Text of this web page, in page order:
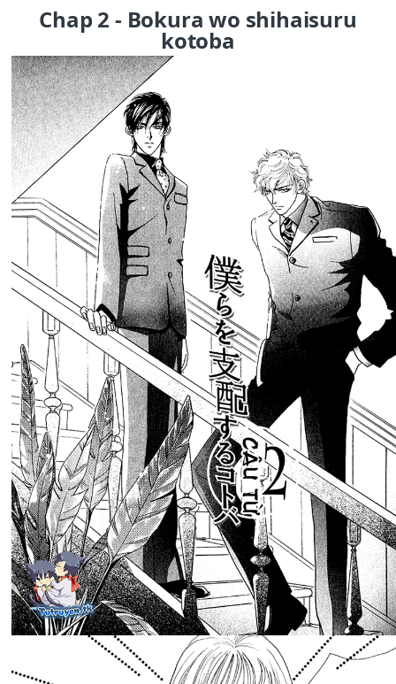
Chap 2 - Bokura wo shihaisuru
kotoba